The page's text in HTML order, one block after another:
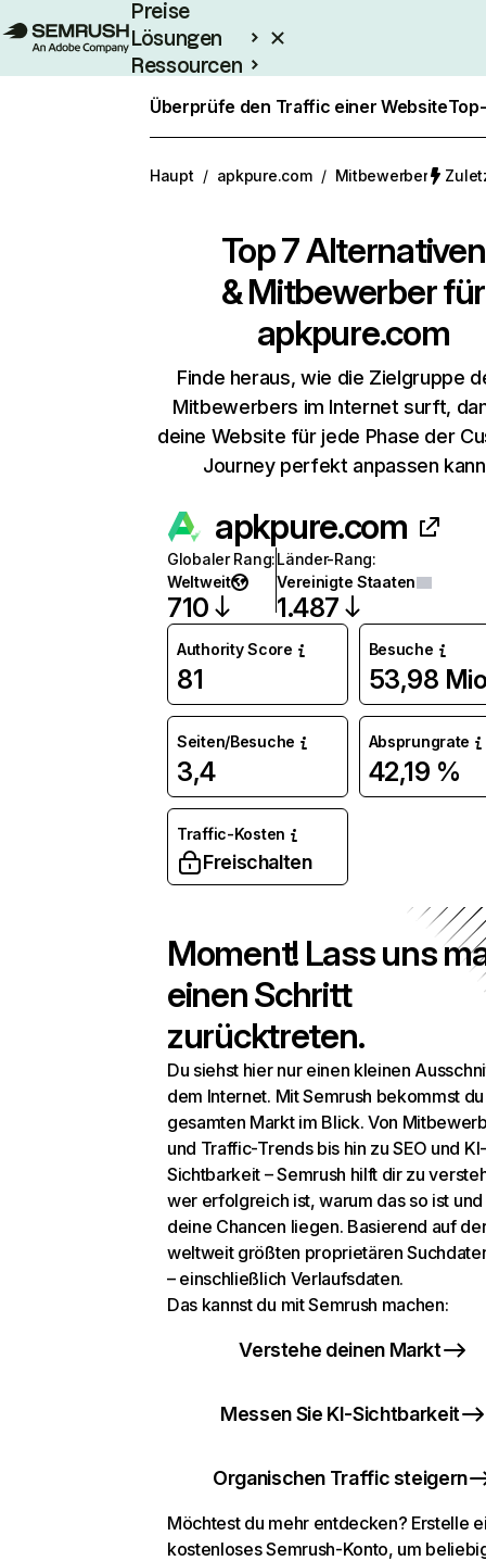
Preise
Lösungen
Ressourcen
Enterprise
Überprüfe den Traffic einer Website
Haupt / apkpure.com / Mitbewerber
Top 7 Alternativen
& Mitbewerber für
apkpure.com
Finde heraus, wie die Zielgruppe
Mitbewerbers im Internet surft,
deine Website für jede Phase der
Journey perfekt anpassen
apkpure.com
Globaler Rang:
Weltweit
710
Länder-Rang:
Vereinigte Staaten
1.487
Authority Score
81
Besuche
53,98
Seiten/Besuche
3,4
Absprungrate
42,19 %
Traffic-Kosten
Freischalten
Moment! Lass uns
einen Schritt
zurücktreten.
Du siehst hier nur einen kleinen
dem Internet. Mit Semrush bekommst
gesamten Markt im Blick. Von
und Traffic-Trends bis hin zu SEO und KI-
Sichtbarkeit – Semrush hilft dir zu
wer erfolgreich ist, warum das so ist
deine Chancen liegen. Basierend auf
weltweit größten proprietären
– einschließlich Verlaufsdaten.
Das kannst du mit Semrush machen:
Verstehe deinen Markt
Messen Sie KI-Sichtbarkeit
Organischen Traffic steigern
Möchtest du mehr entdecken? Erstelle
kostenloses Semrush-Konto, um